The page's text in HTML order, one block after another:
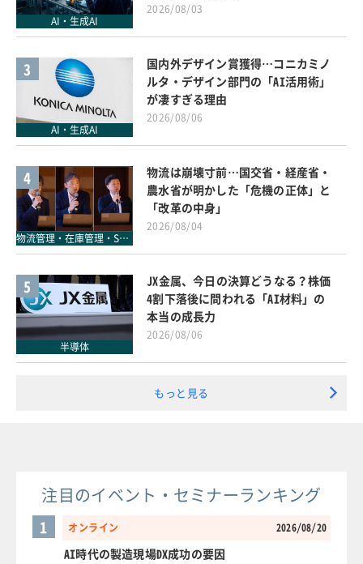
AI・生成AI
2026/08/03
3
AI・生成AI
国内外デザイン賞獲得…コニカミノ
ルタ・デザイン部門の「AI活用術」
が凄すぎる理由
2026/08/06
4
物流管理・在庫管理・SCM
物流は崩壊寸前…国交省・経産省・
農水省が明かした「危機の正体」と
「改革の中身」
2026/08/04
5
半導体
JX金属、今日の決算どうなる？株価
4割下落後に問われる「AI材料」の
本当の成長力
2026/08/06
もっと見る
注目のイベント・セミナーランキング
オンライン 2026/08/20
1
AI時代の製造現場DX成功の要因